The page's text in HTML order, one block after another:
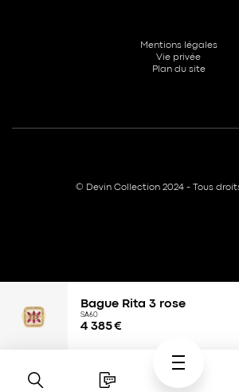
Bague Rita 3 rose
SA60
4 385€
© Devin Collection 2024 - Tous
Mentions légales
Vie privée
Plan du site